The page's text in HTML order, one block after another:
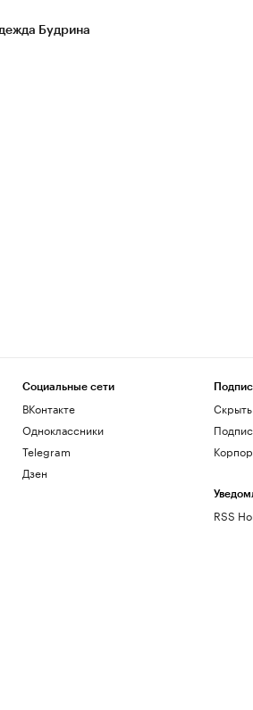
Будрина
Социальные сети
ВКонтакте
Одноклассники
Telegram
Дзен
RSS